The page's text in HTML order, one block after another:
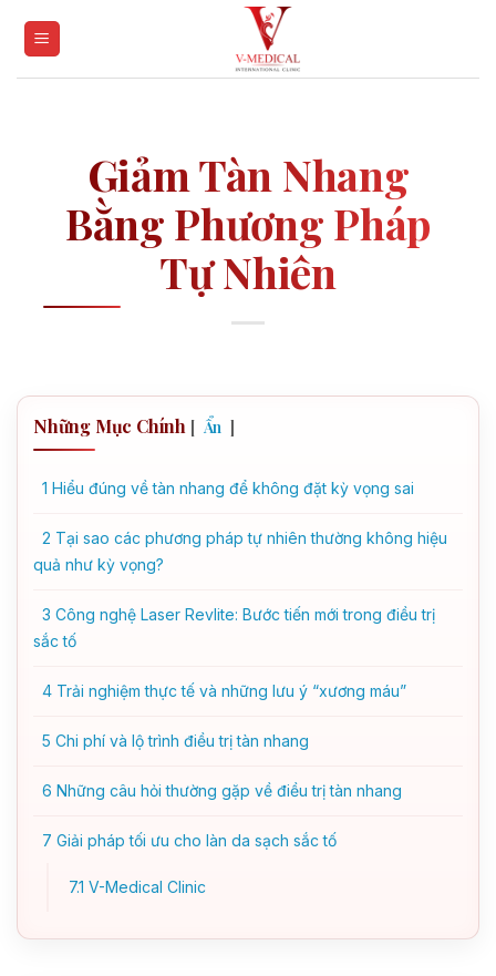
Giảm Tàn Nhang
Bằng Phương Pháp
Tự Nhiên
Những Mục Chính [ Ẩn ]
1 Hiểu đúng về tàn nhang để không đặt kỳ vọng sai
2 Tại sao các phương pháp tự nhiên thường không hiệu
quả như kỳ vọng?
3 Công nghệ Laser Revlite: Bước tiến mới trong điều trị
sắc tố
4 Trải nghiệm thực tế và những lưu ý “xương máu”
5 Chi phí và lộ trình điều trị tàn nhang
6 Những câu hỏi thường gặp về điều trị tàn nhang
7 Giải pháp tối ưu cho làn da sạch sắc tố
7.1 V-Medical Clinic